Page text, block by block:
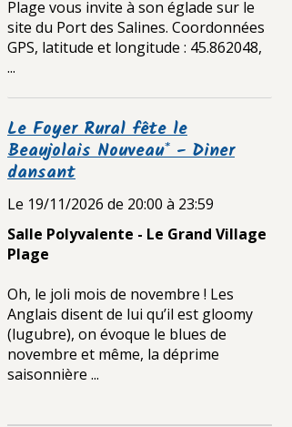
Plage vous invite à son églade sur le
site du Port des Salines. Coordonnées
GPS, latitude et longitude : 45.862048,
...
Le Foyer Rural fête le
Beaujolais Nouveau* - Diner
dansant
Le 19/11/2026 de 20:00 à 23:59
Salle Polyvalente - Le Grand Village
Plage
Oh, le joli mois de novembre ! Les
Anglais disent de lui qu’il est gloomy
(lugubre), on évoque le blues de
novembre et même, la déprime
saisonnière ...